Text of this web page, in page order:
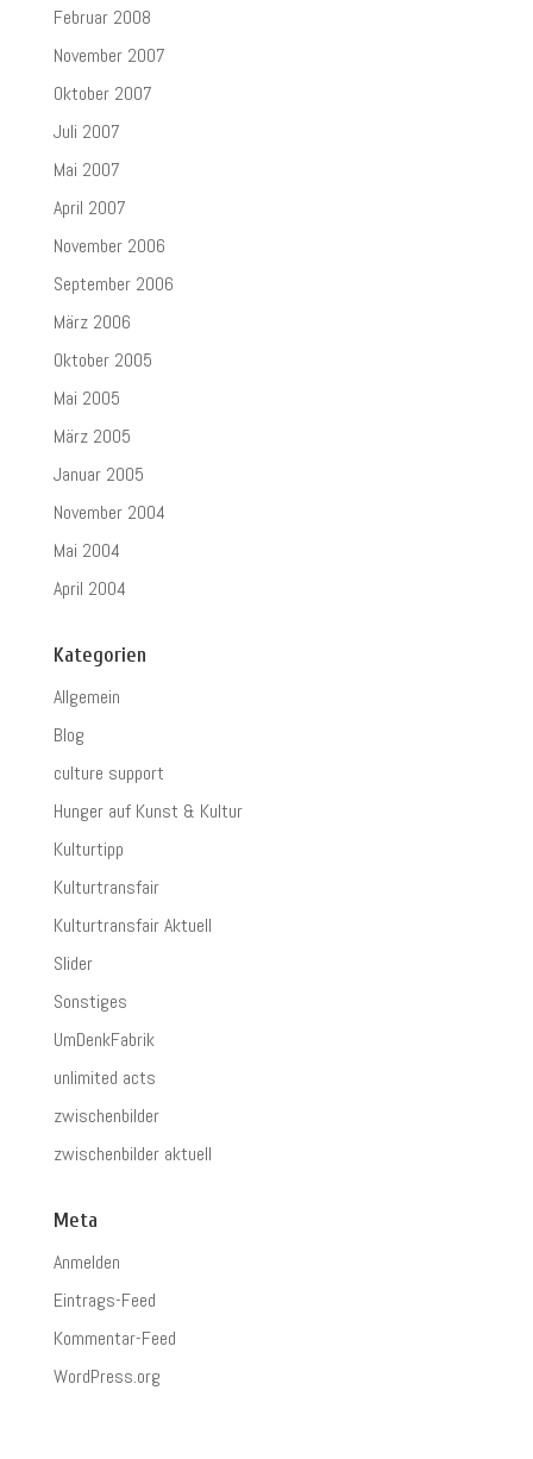
Februar 2008
November 2007
Oktober 2007
Juli 2007
Mai 2007
April 2007
November 2006
September 2006
März 2006
Oktober 2005
Mai 2005
März 2005
Januar 2005
November 2004
Mai 2004
April 2004
Kategorien
Allgemein
Blog
culture support
Hunger auf Kunst & Kultur
Kulturtipp
Kulturtransfair
Kulturtransfair Aktuell
Slider
Sonstiges
UmDenkFabrik
unlimited acts
zwischenbilder
zwischenbilder aktuell
Meta
Anmelden
Eintrags-Feed
Kommentar-Feed
WordPress.org